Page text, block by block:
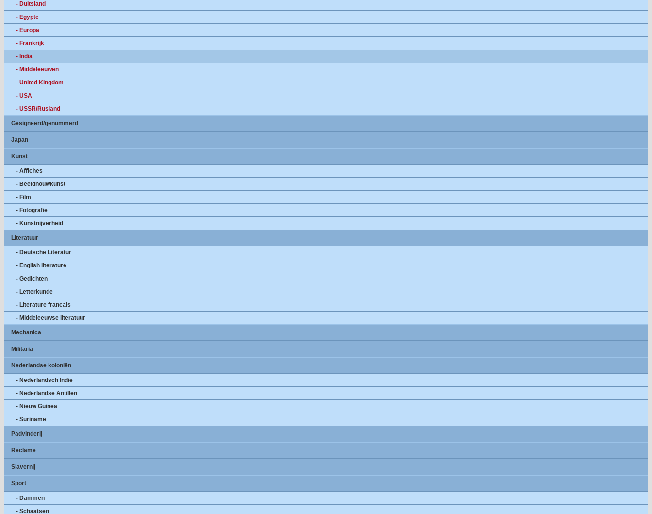
- Duitsland
- Egypte
- Europa
- Frankrijk
- India
- Middeleeuwen
- United Kingdom
- USA
- USSR/Rusland
Gesigneerd/genummerd
Japan
Kunst
- Affiches
- Beeldhouwkunst
- Film
- Fotografie
- Kunstnijverheid
Literatuur
- Deutsche Literatur
- English literature
- Gedichten
- Letterkunde
- Literature francais
- Middeleeuwse literatuur
Mechanica
Militaria
Nederlandse koloniën
- Nederlandsch Indië
- Nederlandse Antillen
- Nieuw Guinea
- Suriname
Padvinderij
Reclame
Slavernij
Sport
- Dammen
- Schaatsen